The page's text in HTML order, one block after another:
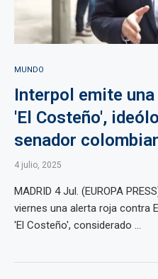
MUNDO
Interpol emite
'El Costeño',
senador
4 julio, 2025
MADRID 4 Jul. (EUROPA
viernes una alerta roja contra
'El Costeño', considerado ...